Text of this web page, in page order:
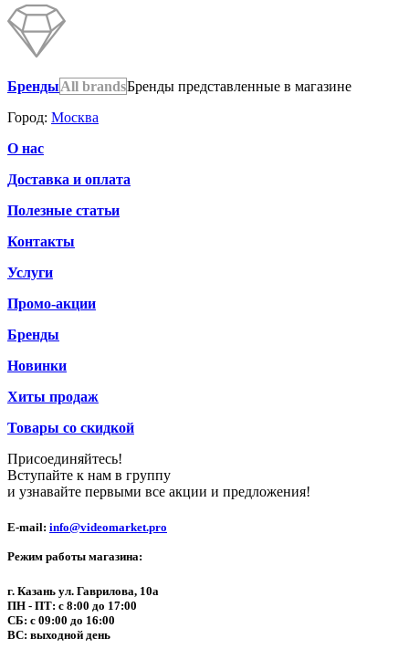
БрендыAll brandsБренды представленные в магазине
Город: Москва
О нас
Доставка и оплата
Полезные статьи
Контакты
Услуги
Промо-акции
Бренды
Новинки
Хиты продаж
Товары со скидкой
Присоединяйтесь!
Вступайте к нам в группу
и узнавайте первыми все акции и предложения!
E-mail: info@videomarket.pro
Режим работы магазина:
г. Казань ул. Гаврилова, 10а
ПН - ПТ: с 8:00 до 17:00
СБ: с 09:00 до 16:00
ВС: выходной день